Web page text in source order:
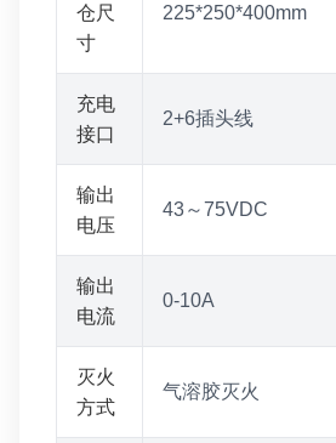
仓尺
寸
225*250*400mm
充电
接口
2+6插头线
输出
电压
43～75VDC
输出
电流
0-10A
灭火
方式
气溶胶灭火